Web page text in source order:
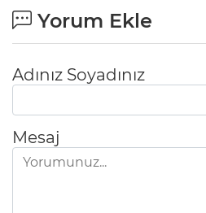
Yorum Ekle
Adınız Soyadınız
Mesaj